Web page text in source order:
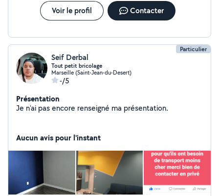
Voir le profil Contacter
Particulier
Seif Derbal
Tout petit bricolage
Marseille (Saint-Jean-du-Desert)
-/5
Présentation
Je n'ai pas encore renseigné ma présentation.
Aucun avis pour l'instant